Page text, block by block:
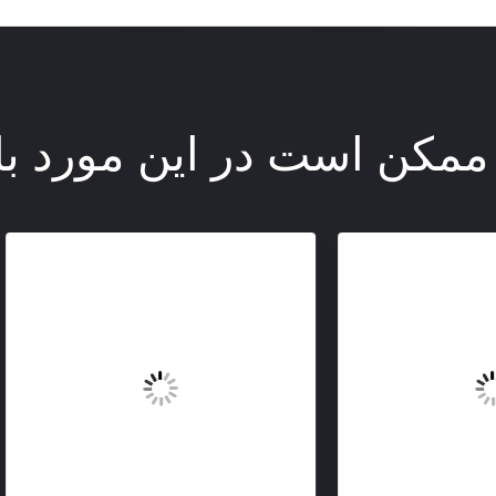
است در این مورد